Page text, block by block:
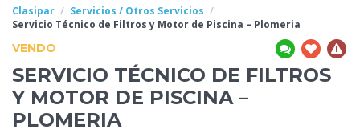
Clasipar
Servicios / Otros Servicios
Servicio Técnico de Filtros y Motor de Piscina – Plomeria
VENDO
SERVICIO TÉCNICO DE FILTROS
Y MOTOR DE PISCINA –
PLOMERIA